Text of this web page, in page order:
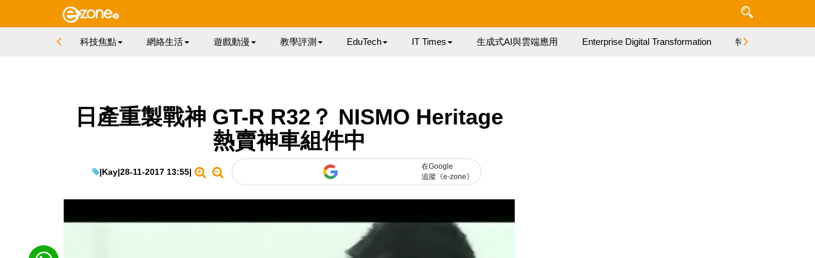
科技焦點 網絡生活 遊戲動漫 教學評測 EduTech IT Times 生成式AI與雲端應用 Enterprise Digital Transformation 特集
日產重製戰神 GT-R R32？ NISMO Heritage
熱賣神車組件中
|Kay|28-11-2017 13:55|
在Google
追蹤《e-zone》